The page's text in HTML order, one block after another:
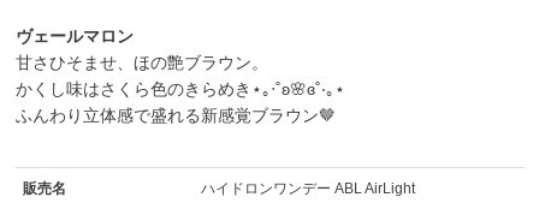
ヴェールマロン
甘さひそませ、ほの艶ブラウン。
かくし味はさくら色のきらめき⋆｡‧˚ʚ🌸ɞ˚‧｡⋆
ふんわり立体感で盛れる新感覚ブラウン🤎
販売名 ハイドロンワンデー ABL AirLight